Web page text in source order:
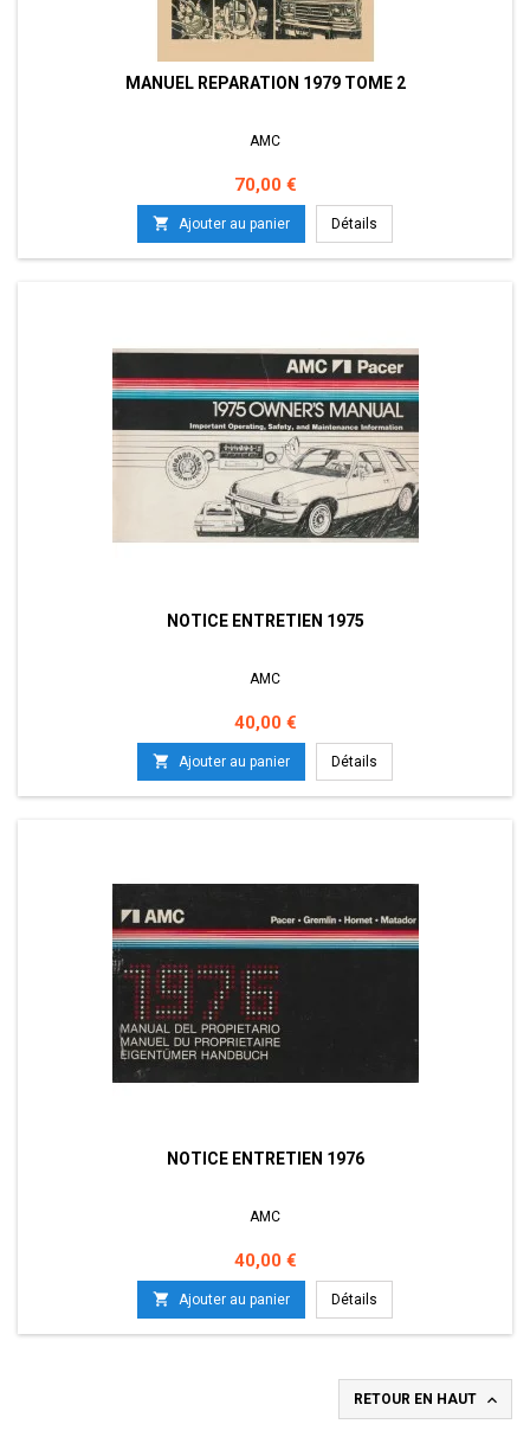
MANUEL REPARATION 1979 TOME 2
AMC
Prix
70,00 €
 Ajouter au panier Détails
NOTICE ENTRETIEN 1975
AMC
Prix
40,00 €
 Ajouter au panier Détails
NOTICE ENTRETIEN 1976
AMC
Prix
40,00 €
 Ajouter au panier Détails
RETOUR EN HAUT 